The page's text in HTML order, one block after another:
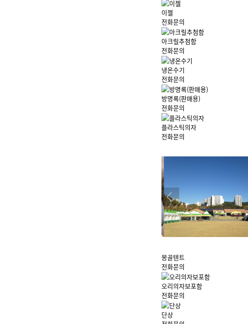
이젤
전화문의
아크릴추첨함
전화문의
냉온수기
전화문의
방명록(판매용)
전화문의
플라스틱의자
전화문의
몽골텐트
전화문의
오리의자보포함
전화문의
단상